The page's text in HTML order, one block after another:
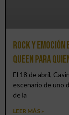
Rock y
Queen para
El 18 de abril,
escenario de uno
de la
LEER MÁS »